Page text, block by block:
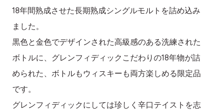
18年間熟成させた長期熟成シングルモルトを詰め込み
ました。
黒色と金色でデザインされた高級感のある洗練された
ボトルに、グレンフィディックこだわりの18年物が詰
められた、ボトルもウィスキーも両方楽しめる限定品
です。
グレンフィディックにしては珍しく辛口テイストを志